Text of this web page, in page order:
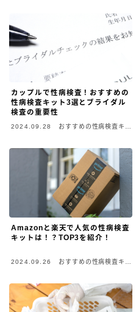
カップルで性病検査！おすすめの
性病検査キット3選とブライダル
検査の重要性
2024.09.28
おすすめの性病検査キッ
Amazonと楽天で人気の性病検査
キットは！？TOP3を紹介！
2024.09.26
おすすめの性病検査キッ